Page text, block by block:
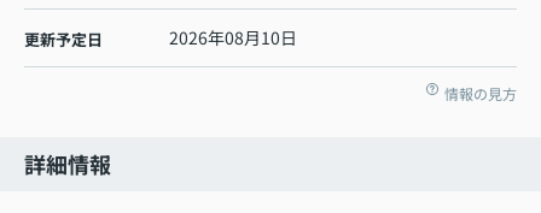
更新予定日 2026年08月10日
情報の見方
詳細情報